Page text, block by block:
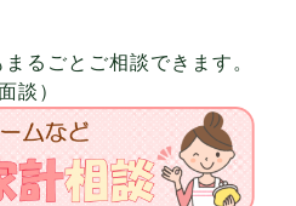
るごとご相談できます。
談）